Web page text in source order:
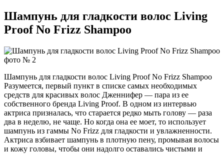
Шампунь для гладкости волос Living
Proof No Frizz Shampoo
Шампунь для гладкости волос Living Proof No Frizz Shampoo
Разумеется, первый пункт в списке самых необходимых
средств для красивых волос Дженнифер — пара из ее
собственного бренда Living Proof. В одном из интервью
актриса призналась, что старается редко мыть голову — раза
два в неделю, не чаще. Но когда она ее моет, то использует
шампунь из гаммы No Frizz для гладкости и увлажненности.
Актриса взбивает шампунь в плотную пену, промывая волосы
и кожу головы, чтобы они надолго оставались чистыми и